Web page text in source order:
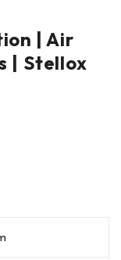
| Air
| Stellox